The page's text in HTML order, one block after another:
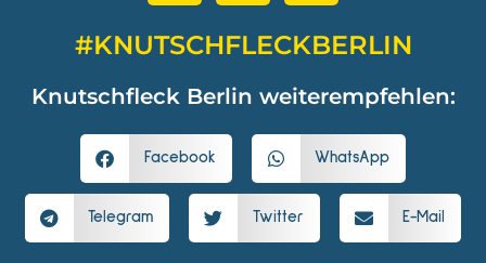
#KNUTSCHFLECKBERLIN
Knutschfleck Berlin weiterempfehlen:
Facebook WhatsApp
Telegram Twitter E-Mail